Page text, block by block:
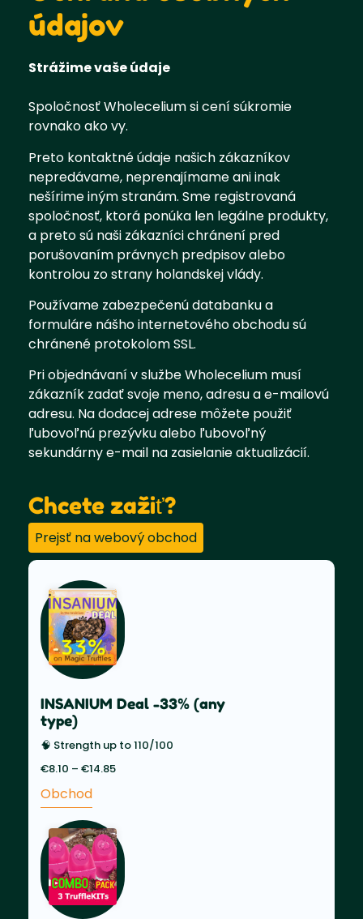
údajov
Strážime vaše údaje
Spoločnosť Wholecelium si cení súkromie
rovnako ako vy.
Preto kontaktné údaje našich zákazníkov
nepredávame, neprenajímame ani inak
nešírime iným stranám. Sme registrovaná
spoločnosť, ktorá ponúka len legálne produkty,
a preto sú naši zákazníci chránení pred
porušovaním právnych predpisov alebo
kontrolou zo strany holandskej vlády.
Používame zabezpečenú databanku a
formuláre nášho internetového obchodu sú
chránené protokolom SSL.
Pri objednávaní v službe Wholecelium musí
zákazník zadať svoje meno, adresu a e-mailovú
adresu. Na dodacej adrese môžete použiť
ľubovoľnú prezývku alebo ľubovoľný
sekundárny e-mail na zasielanie aktualizácií.
Chcete zažiť?
Prejsť na webový obchod
INSANIUM Deal -33% (any
type)
🧠 Strength up to 110/100
€8.10 – €14.85
€14.85
Obchod